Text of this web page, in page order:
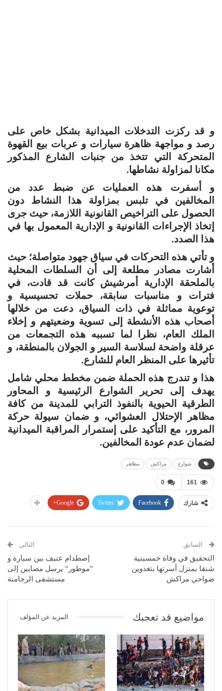
و قد ركزت التدخلات الميدانية بشكل خاص على
رصد و مواجهة ظاهرة سيارات و عربات بيع القهوة
المتحركة التي تتخذ من جنبات الشارع المذكور
مكانا لمزاولة نشاطها.
و أسفرت هذه العمليات عن ضبط عدد من
المخالفين في تلبس بمزاولة هذا النشاط دون
الحصول على التراخيص القانونية اللازمة، حيث جرى
إتخاذ الإجراءات القانونية و الإدارية المعمول بها في
هذا الصدد.
و تأتي هذه التحركات في سياق جهود متواصلة؛ حيث
أشارت مصادر مطلعة إلى أن السلطات المحلية
بالملحقة الإدارية أمرشيش كانت قد قادت، في
فترات و مناسبات سابقة، حملات تحسيسية و
توعوية مماثلة في ذات السياق، دعت من خلالها
أصحاب هذه الأنشطة إلى تسوية وضعيتهم و إخلاء
الملك العام، نظرا لما تسببه هذه التجمعات من
عرقلة واضحة لسلاسة السير و الجولان بالمنطقة، و
تأثيرها على المنظر العام للشارع.
هذا و تندرج هذه الحملة ضمن مخطط محلي شامل
يهدف إلى تحرير الشوارع الرئيسية و المحاور
الطرقية الحيوية بالنفوذ الترابي للمدينة من كافة
مظاهر الإحتلال العشوائي، و ضمان سيولة حركة
المرور، مع التأكيد على إستمرار المراقبة الميدانية
لضمان عدم عودة المخالفين.
شوارع مراكش مظاهر
0 161
شارك Facebook
Twitter
Google+
السابق
التحقيق في وفاة خمسينية
شنقا بمنزل أسرتها بتغدوين
ضواحي مراكش
التالي
إصطدام عنيف بين سيارة و
”موطور” يرسل مصابين إلى
مستشفى الرحامنة
مواضيع قد تعجبك المزيد عن المؤلف